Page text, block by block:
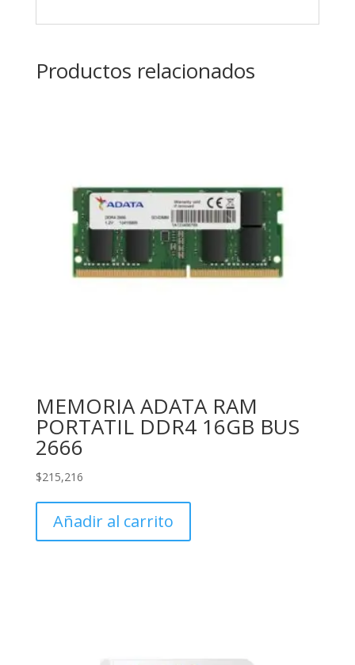
Productos relacionados
MEMORIA ADATA RAM
PORTATIL DDR4 16GB BUS
2666
$215,216
Añadir al carrito